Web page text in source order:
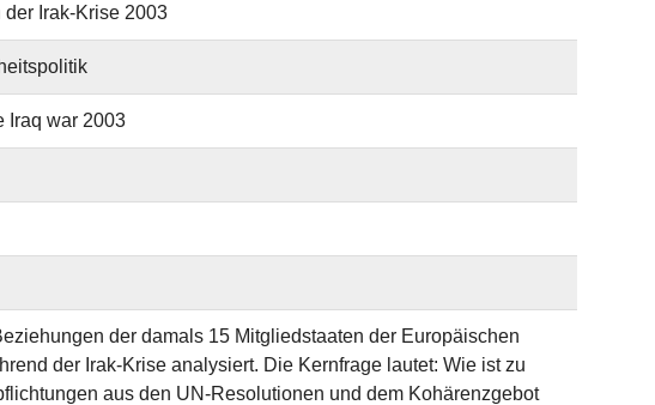
Irak-Krise 2003
Iraq war 2003
der damals 15 Mitgliedstaaten der Europäischen
der Irak-Krise analysiert. Die Kernfrage lautet: Wie ist zu
aus den UN-Resolutionen und dem Kohärenzgebot